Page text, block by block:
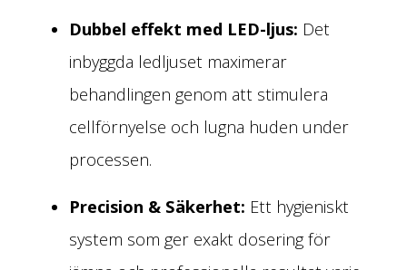
Dubbel effekt med LED-ljus: Det
inbyggda ledljuset maximerar
behandlingen genom att stimulera
cellförnyelse och lugna huden under
processen.
Precision & Säkerhet: Ett hygieniskt
system som ger exakt dosering för